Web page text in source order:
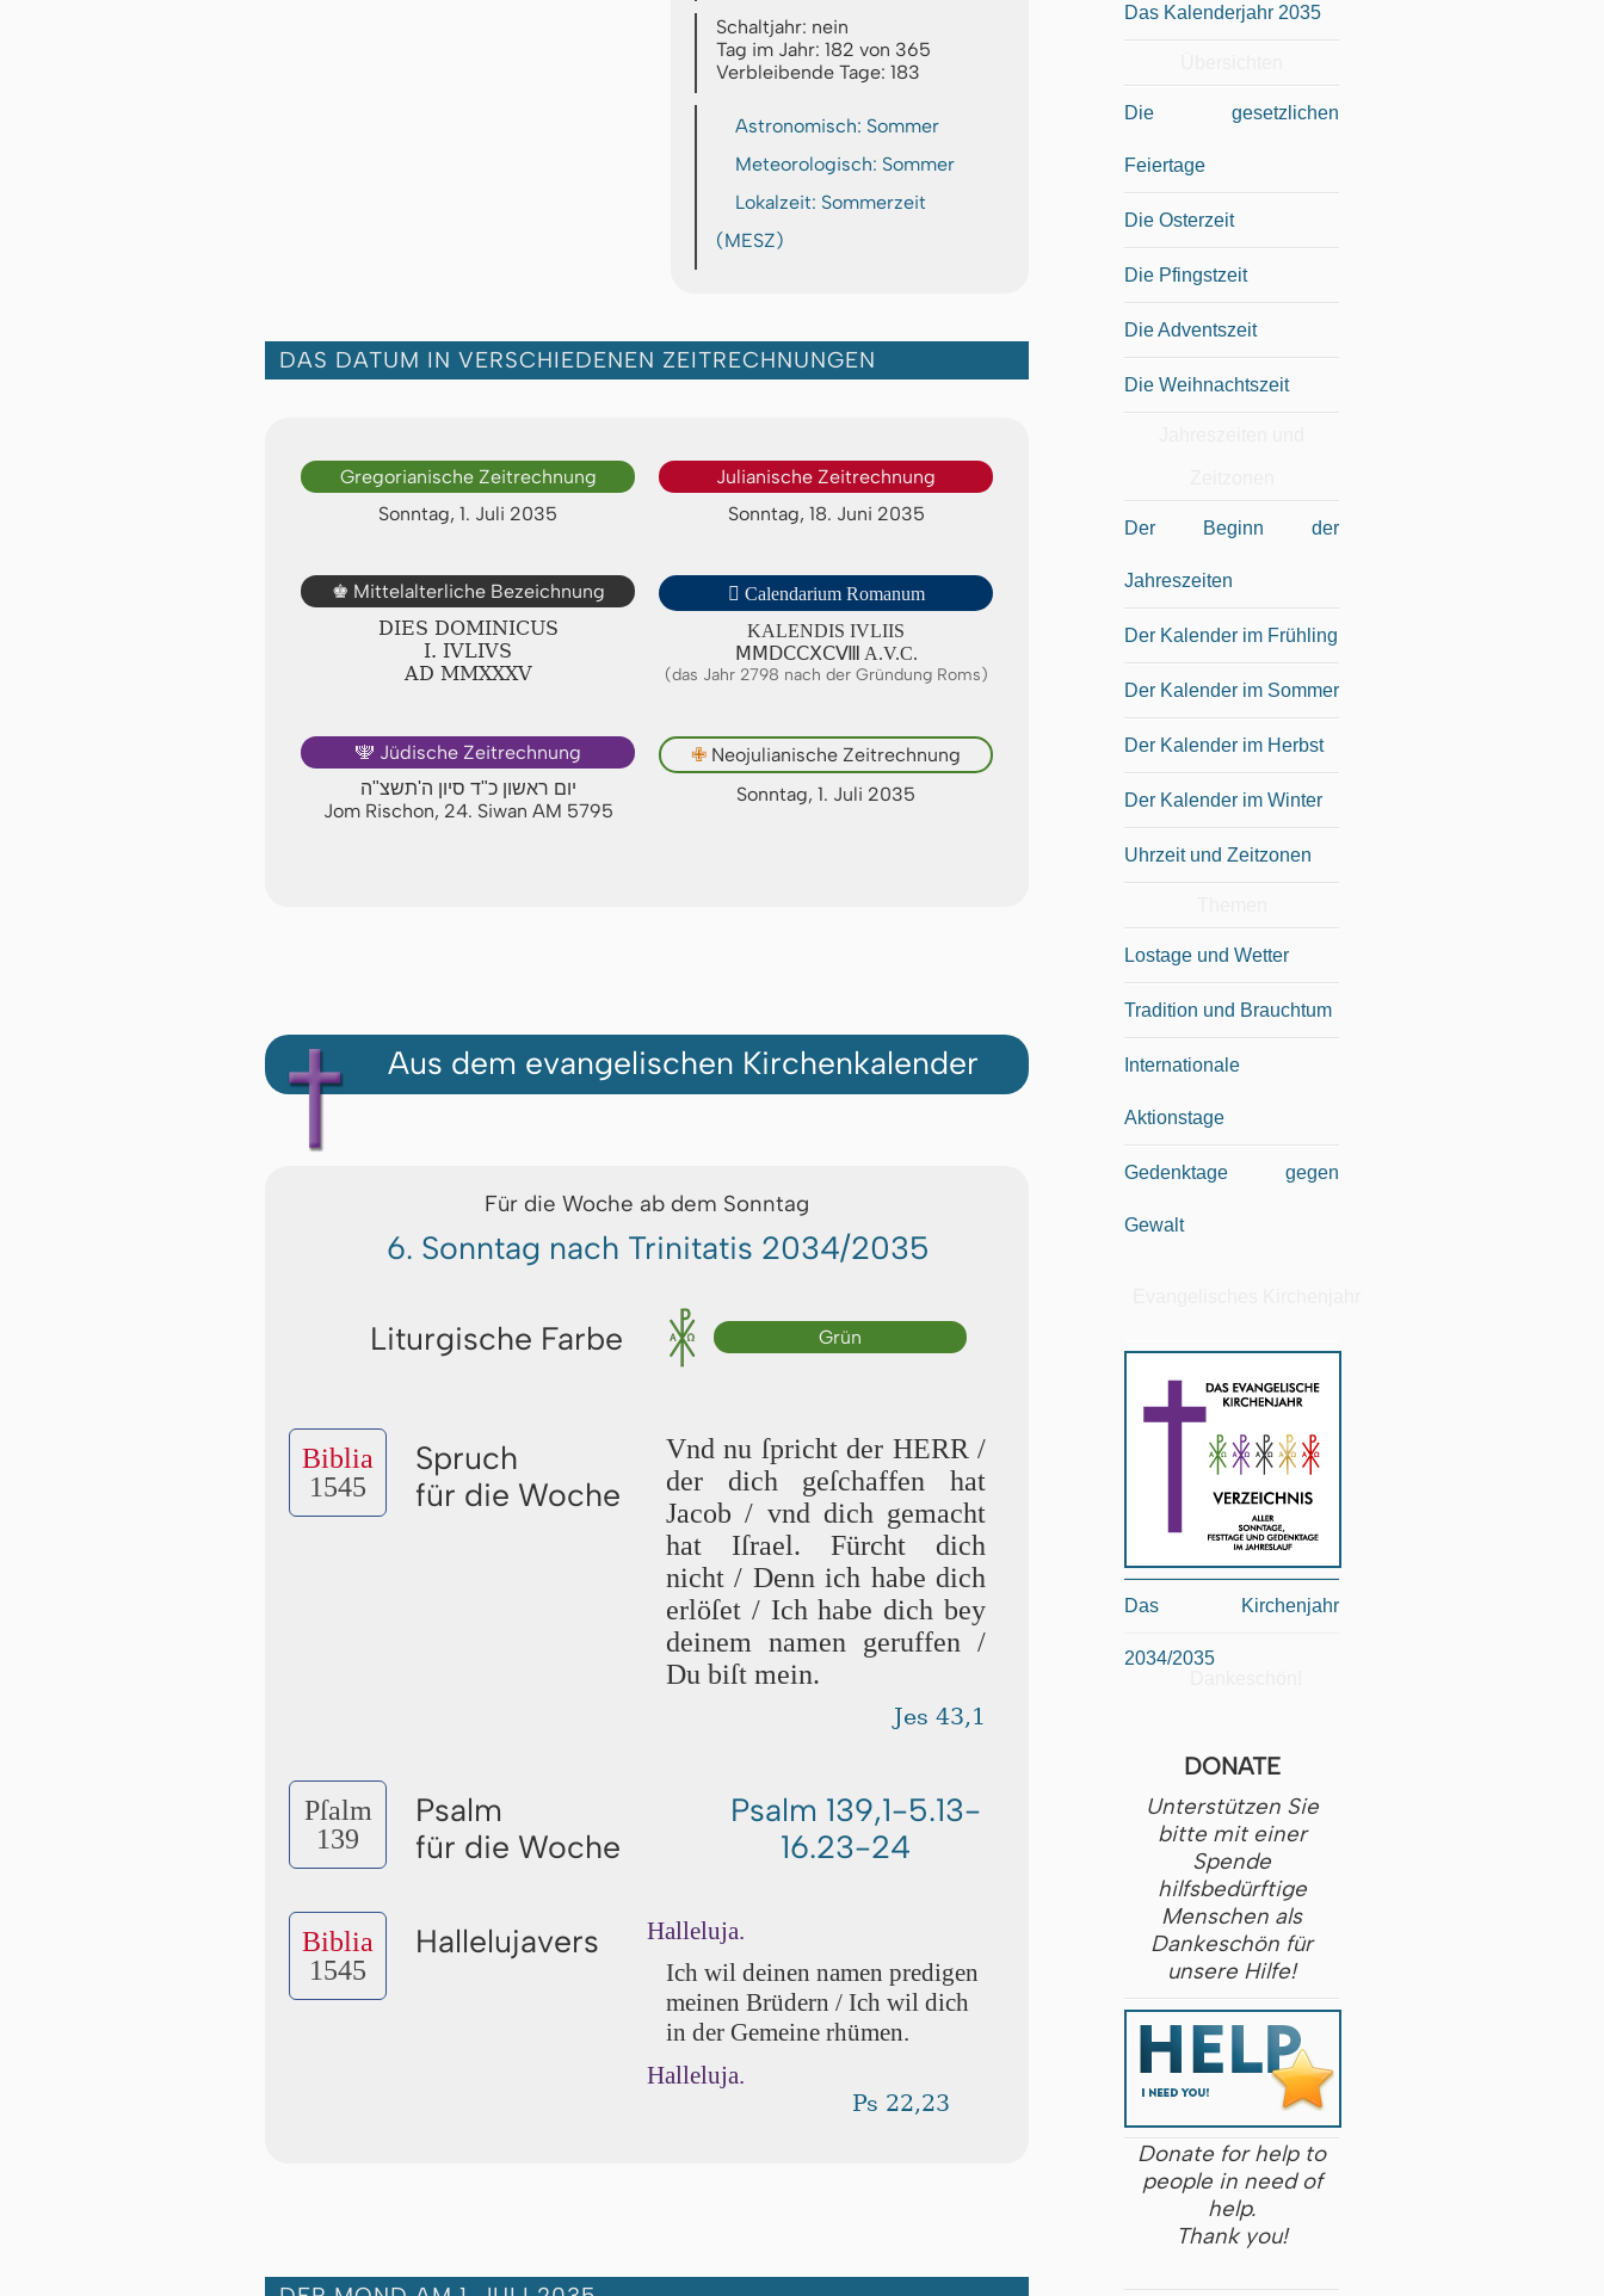
Schaltjahr: nein
Tag im Jahr: 182 von 365
Verbleibende Tage: 183
Astronomisch: Sommer
Meteorologisch: Sommer
Lokalzeit: Sommerzeit
(MESZ)
DAS DATUM IN VERSCHIEDENEN ZEITRECHNUNGEN
Gregorianische Zeitrechnung
Sonntag, 1. Juli 2035
Julianische Zeitrechnung
Sonntag, 18. Juni 2035
♚ Mittelalterliche Bezeichnung
DIES DOMINICUS
Ⅰ. IVLIVS
AD ⅯⅯⅩⅩⅩⅤ
 Calendarium Romanum
KALENDIS IVLIIS
ⅯⅯⅮⅭⅭⅩⅭⅧ A.V.C.
(das Jahr 2798 nach der Gründung Roms)
🕎 Jüdische Zeitrechnung
יום ראשון כ"ד סיון ה'תשצ"ה
Jom Rischon, 24. Siwan AM 5795
✙ Neojulianische Zeitrechnung
Sonntag, 1. Juli 2035
Aus dem evangelischen Kirchenkalender
Für die Woche ab dem Sonntag
6. Sonntag nach Trinitatis 2034/2035
Liturgische Farbe Grün
Biblia
1545
Spruch
für die Woche
Vnd nu ſpricht der HERR /
der dich geſchaffen hat
Jacob / vnd dich gemacht
hat Iſrael. Fürcht dich
nicht / Denn ich habe dich
er­lö­ſet / Ich habe dich bey
deinem namen geruffen /
Du biſt mein.
Jes 43,1
Pſalm
139
Psalm
für die Woche
Psalm 139,1-5.13-
16.23-24
Biblia
1545
Hallelujavers
Halleluja.
Ich wil deinen namen predigen
mei­nen Brüdern / Ich wil dich
in der Ge­mei­ne rhümen.
Halleluja.
Ps 22,23
Das Kalenderjahr 2035
Die gesetzlichen
Feiertage
Die Osterzeit
Die Pfingstzeit
Die Adventszeit
Die Weihnachtszeit
Der Beginn der
Jahreszeiten
Der Kalender im Frühling
Der Kalender im Sommer
Der Kalender im Herbst
Der Kalender im Winter
Uhrzeit und Zeitzonen
Lostage und Wetter
Tradition und Brauchtum
Internationale
Aktionstage
Gedenktage gegen
Gewalt
Das Kirchenjahr
2034/2035
DONATE
Unterstützen Sie
bitte mit einer
Spende
hilfsbedürftige
Menschen als
Dankeschön für
unsere Hilfe!
Donate for help to
people in need of
help.
Thank you!